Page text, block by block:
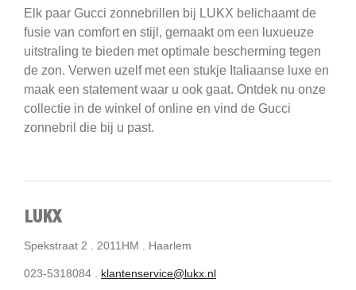
Elk paar Gucci zonnebrillen bij LUKX belichaamt de
fusie van comfort en stijl, gemaakt om een luxueuze
uitstraling te bieden met optimale bescherming tegen
de zon. Verwen uzelf met een stukje Italiaanse luxe en
maak een statement waar u ook gaat. Ontdek nu onze
collectie in de winkel of online en vind de Gucci
zonnebril die bij u past.
LUKX
Spekstraat 2 . 2011HM . Haarlem
023-5318084 . klantenservice@lukx.nl